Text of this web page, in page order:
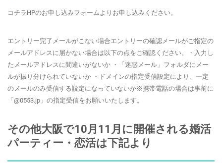
コチラHPのお申し込みフォームよりお申し込みください。
エントリー完了メールがこない場合エントリーの確認メールがご指定の
メールアドレスに届かない場合は以下の点をご確認ください。・入力し
たメールアドレスに間違いがないか ・「迷惑メール」フォルダにメー
ルが振り分けられていないか ・ドメインの指定受信設定により、一定
のメールのみ受信する設定になっていないか※携帯電話の場合は事前に
「@0553.jp」の指定受信をお願いいたします。
その他大阪で10月11月に開催される婚活
パーティー・恋活は下記より